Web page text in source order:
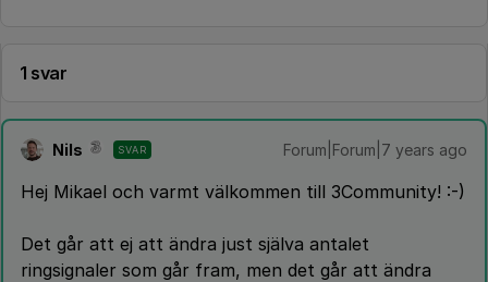
1 svar
Nils SVAR Forum|Forum|7 years ago
Hej Mikael och varmt välkommen till 3Community! :-)
Det går att ej att ändra just själva antalet
ringsignaler som går fram, men det går att ändra